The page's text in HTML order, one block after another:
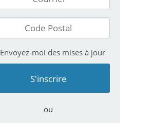
Envoyez-moi des mises à jour
ou